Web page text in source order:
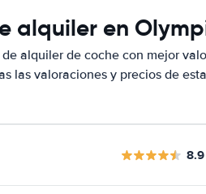
alquiler en
alquiler de coche con mejor
las valoraciones y precios de
8.9